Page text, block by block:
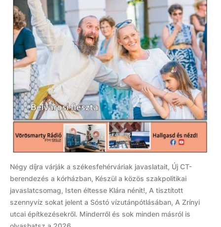
Négy díjra várják a székesfehérváriak javaslatait, Új CT-
berendezés a kórházban, Készül a közös szakpolitikai
javaslatcsomag, Isten éltesse Klára nénit!, A tisztított
szennyvíz sokat jelent a Sóstó vízutánpótlásában, A Zrínyi
utcai építkezésekről. Minderről és sok minden másról is